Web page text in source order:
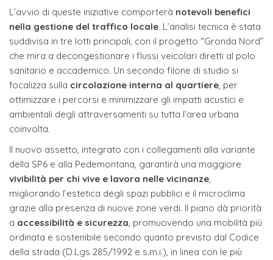
L’avvio di queste iniziative comporterà notevoli benefici
nella gestione del traffico locale. L’analisi tecnica è stata
suddivisa in tre lotti principali, con il progetto “Gronda Nord”
che mira a decongestionare i flussi veicolari diretti al polo
sanitario e accademico. Un secondo filone di studio si
focalizza sulla circolazione interna al quartiere, per
ottimizzare i percorsi e minimizzare gli impatti acustici e
ambientali degli attraversamenti su tutta l’area urbana
coinvolta.
Il nuovo assetto, integrato con i collegamenti alla variante
della SP6 e alla Pedemontana, garantirà una maggiore
vivibilità per chi vive e lavora nelle vicinanze,
migliorando l’estetica degli spazi pubblici e il microclima
grazie alla presenza di nuove zone verdi. Il piano dà priorità
a accessibilità e sicurezza, promuovendo una mobilità più
ordinata e sostenibile secondo quanto previsto dal Codice
della strada (D.Lgs 285/1992 e s.m.i.), in linea con le più